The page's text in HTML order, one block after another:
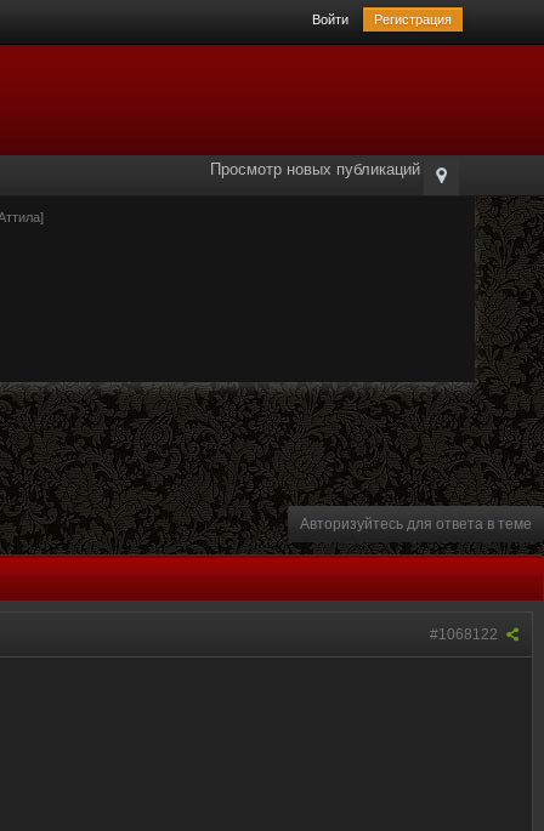
Войти Регистрация
Просмотр новых публикаций
Авторизуйтесь для ответа в теме
#1068122